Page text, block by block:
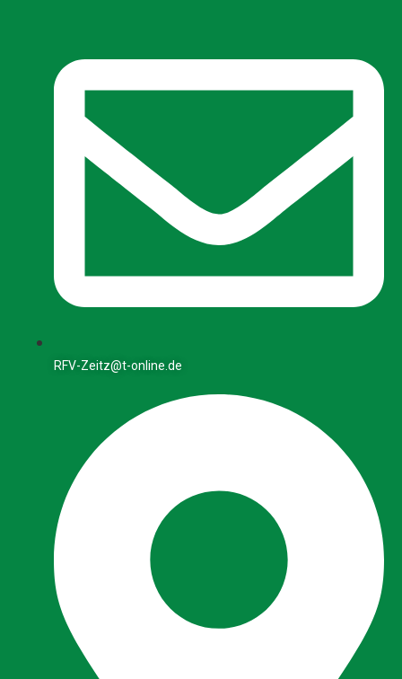
RFV-Zeitz@t-online.de